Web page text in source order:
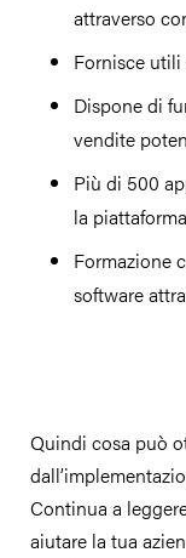
attraverso
Fornisce
Dispone di
vendite
Più di 500
la piattaforma
Formazione
software
Quindi cosa può
Continua a
aiutare la tua